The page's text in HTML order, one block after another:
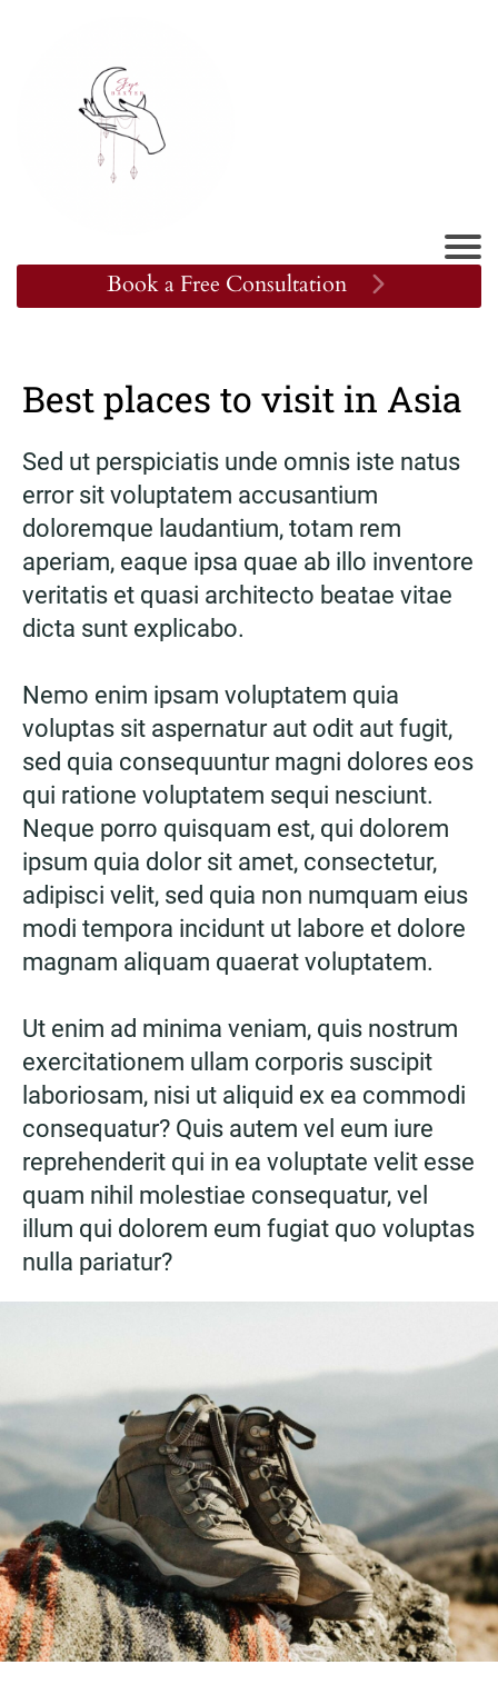
Book a Free Consultation
Best places to visit in Asia
Sed ut perspiciatis unde omnis iste natus
error sit voluptatem accusantium
doloremque laudantium, totam rem
aperiam, eaque ipsa quae ab illo inventore
veritatis et quasi architecto beatae vitae
dicta sunt explicabo.
Nemo enim ipsam voluptatem quia
voluptas sit aspernatur aut odit aut fugit,
sed quia consequuntur magni dolores eos
qui ratione voluptatem sequi nesciunt.
Neque porro quisquam est, qui dolorem
ipsum quia dolor sit amet, consectetur,
adipisci velit, sed quia non numquam eius
modi tempora incidunt ut labore et dolore
magnam aliquam quaerat voluptatem.
Ut enim ad minima veniam, quis nostrum
exercitationem ullam corporis suscipit
laboriosam, nisi ut aliquid ex ea commodi
consequatur? Quis autem vel eum iure
reprehenderit qui in ea voluptate velit esse
quam nihil molestiae consequatur, vel
illum qui dolorem eum fugiat quo voluptas
nulla pariatur?